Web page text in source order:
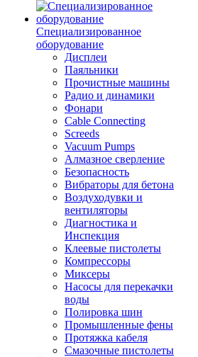
Специализированное
оборудование
Дисплеи
Паяльники
Прочистные машины
Радио и динамики
Фонари
Cable Connecting
Screeds
Vacuum Pumps
Алмазное сверление
Безопасность
Вибраторы для бетона
Воздуходувки и
вентиляторы
Диагностика и
Инспекция
Клеевые пистолеты
Компрессоры
Миксеры
Насосы для перекачки
воды
Полировка шин
Промышленные фены
Протяжка кабеля
Смазочные пистолеты